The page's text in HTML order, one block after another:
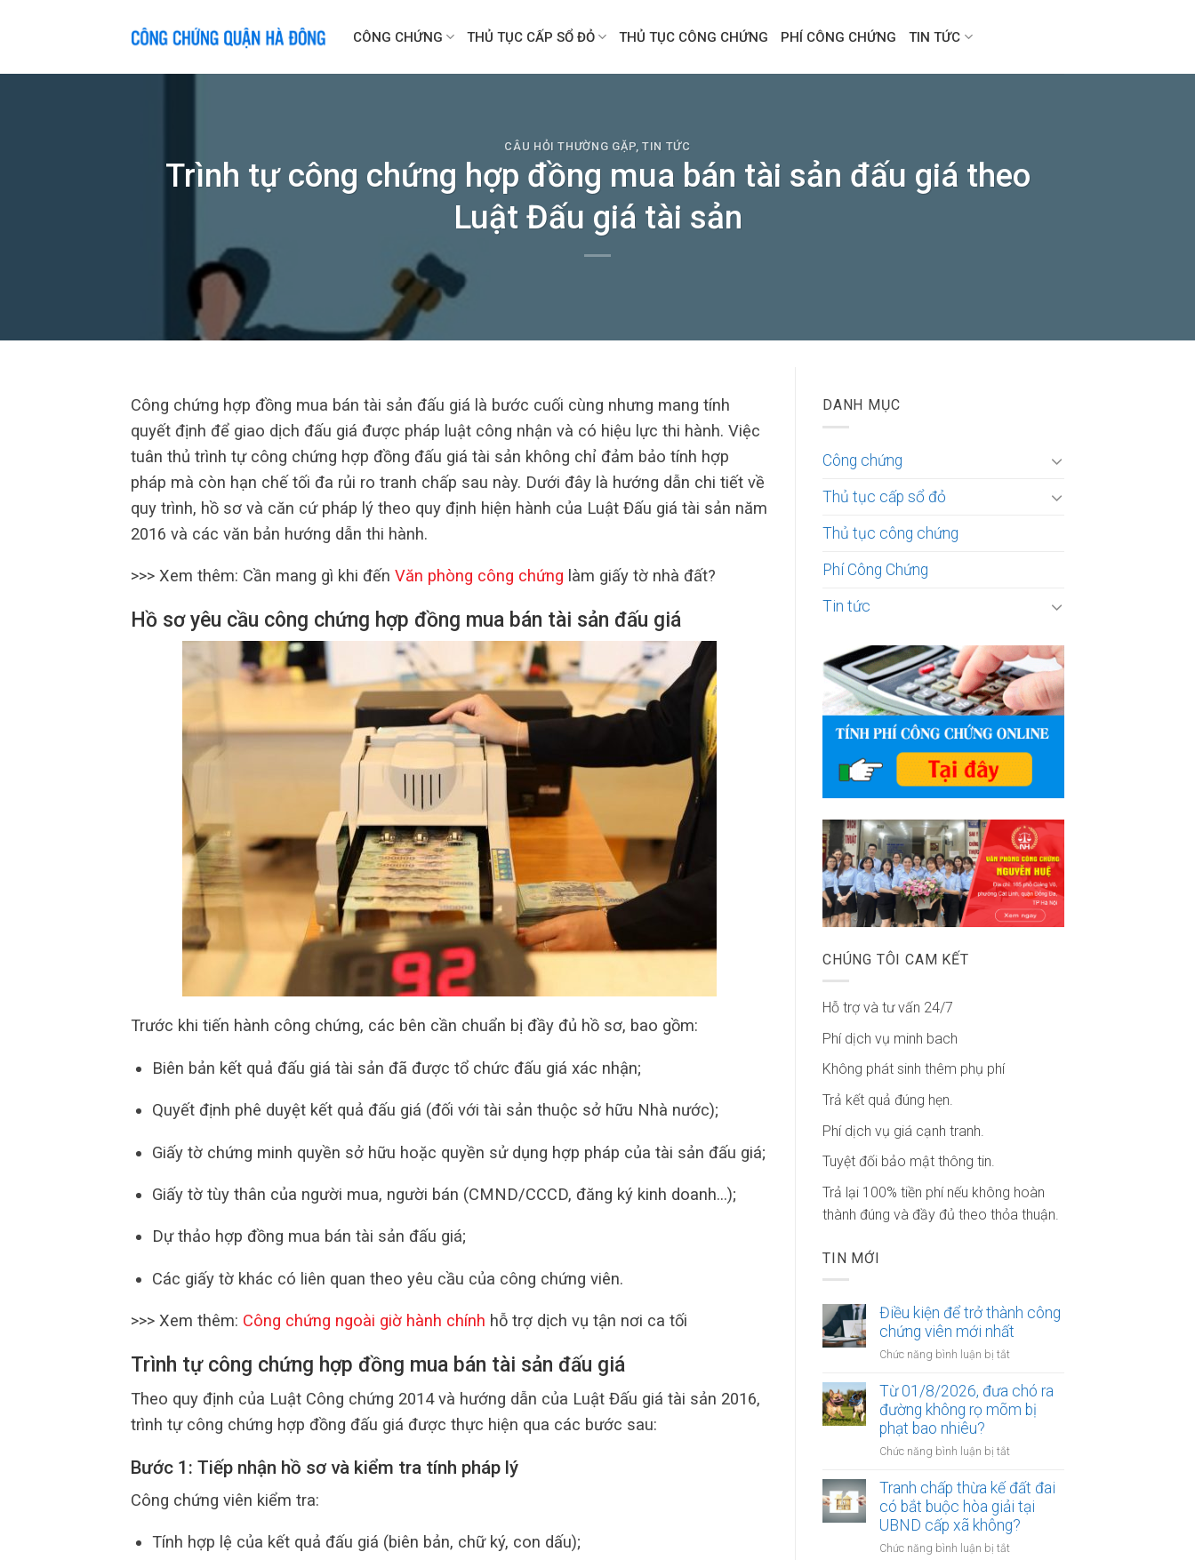
CÔNG CHỨNG THỦ TỤC CẤP SỔ ĐỎ THỦ TỤC CÔNG CHỨNG PHÍ CÔNG CHỨNG TIN TỨC
CÂU HỎI THƯỜNG GẶP,TIN TỨC
Trình tự công chứng hợp đồng mua bán tài sản đấu giá theo
Luật Đấu giá tài sản
Công chứng hợp đồng mua bán tài sản đấu giá là bước cuối cùng nhưng mang tính
quyết định để giao dịch đấu giá được pháp luật công nhận và có hiệu lực thi hành. Việc
tuân thủ trình tự công chứng hợp đồng đấu giá tài sản không chỉ đảm bảo tính hợp
pháp mà còn hạn chế tối đa rủi ro tranh chấp sau này. Dưới đây là hướng dẫn chi tiết về
quy trình, hồ sơ và căn cứ pháp lý theo quy định hiện hành của Luật Đấu giá tài sản năm
2016 và các văn bản hướng dẫn thi hành.
>>> Xem thêm: Cần mang gì khi đến Văn phòng công chứng làm giấy tờ nhà đất?
Hồ sơ yêu cầu công chứng hợp đồng mua bán tài sản đấu giá
Trước khi tiến hành công chứng, các bên cần chuẩn bị đầy đủ hồ sơ, bao gồm:
Biên bản kết quả đấu giá tài sản đã được tổ chức đấu giá xác nhận;
Quyết định phê duyệt kết quả đấu giá (đối với tài sản thuộc sở hữu Nhà nước);
Giấy tờ chứng minh quyền sở hữu hoặc quyền sử dụng hợp pháp của tài sản đấu giá;
Giấy tờ tùy thân của người mua, người bán (CMND/CCCD, đăng ký kinh doanh…);
Dự thảo hợp đồng mua bán tài sản đấu giá;
Các giấy tờ khác có liên quan theo yêu cầu của công chứng viên.
>>> Xem thêm: Công chứng ngoài giờ hành chính hỗ trợ dịch vụ tận nơi ca tối
Trình tự công chứng hợp đồng mua bán tài sản đấu giá
Theo quy định của Luật Công chứng 2014 và hướng dẫn của Luật Đấu giá tài sản 2016,
trình tự công chứng hợp đồng đấu giá được thực hiện qua các bước sau:
Bước 1: Tiếp nhận hồ sơ và kiểm tra tính pháp lý
Công chứng viên kiểm tra:
Tính hợp lệ của kết quả đấu giá (biên bản, chữ ký, con dấu);
DANH MỤC
Công chứng
Thủ tục cấp sổ đỏ
Thủ tục công chứng
Phí Công Chứng
Tin tức
CHÚNG TÔI CAM KẾT
Hỗ trợ và tư vấn 24/7
Phí dịch vụ minh bach
Không phát sinh thêm phụ phí
Trả kết quả đúng hẹn.
Phí dịch vụ giá cạnh tranh.
Tuyệt đối bảo mật thông tin.
Trả lại 100% tiền phí nếu không hoàn
thành đúng và đầy đủ theo thỏa thuận.
TIN MỚI
Điều kiện để trở thành công
chứng viên mới nhất
Chức năng bình luận bị tắt
kiện
để
công
viên
mới
nhất
Từ 01/8/2026, đưa chó ra
đường không rọ mõm bị
phạt bao nhiêu?
Chức năng bình luận bị tắt
01/8/2026,
đưa
chó
ra
đường
Tranh chấp thừa kế đất đai
có bắt buộc hòa giải tại
UBND cấp xã không?
Chức năng bình luận bị tắt